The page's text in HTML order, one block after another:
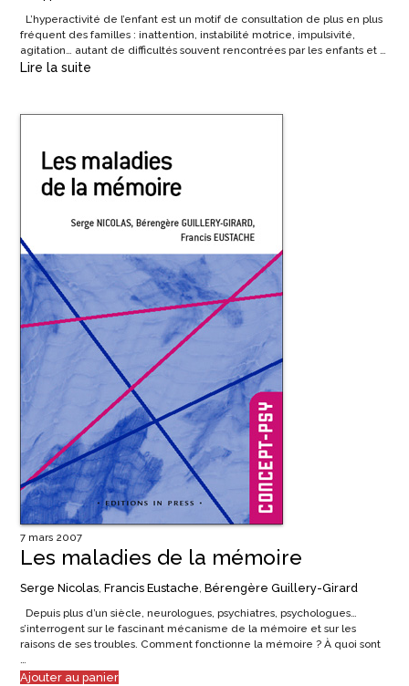
L’hyperactivité de l’enfant est un motif de consultation de plus en plus
fréquent des familles : inattention, instabilité motrice, impulsivité,
agitation… autant de difficultés souvent rencontrées par les enfants et …
Lire la suite
7 mars 2007
Les maladies de la mémoire
Serge Nicolas, Francis Eustache, Bérengère Guillery-Girard
Depuis plus d’un siècle, neurologues, psychiatres, psychologues…
s’interrogent sur le fascinant mécanisme de la mémoire et sur les
raisons de ses troubles. Comment fonctionne la mémoire ? À quoi sont
…
Ajouter au panier